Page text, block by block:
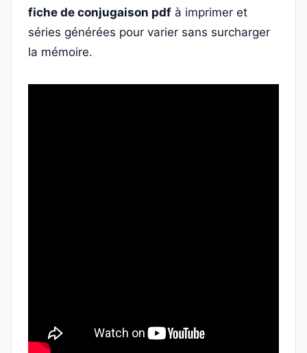
fiche de conjugaison pdf à imprimer et
séries générées pour varier sans surcharger
la mémoire.